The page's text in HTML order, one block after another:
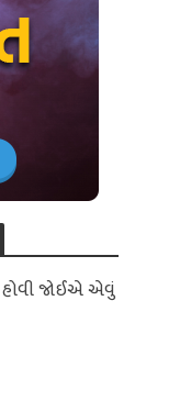
જોઈએ એવું